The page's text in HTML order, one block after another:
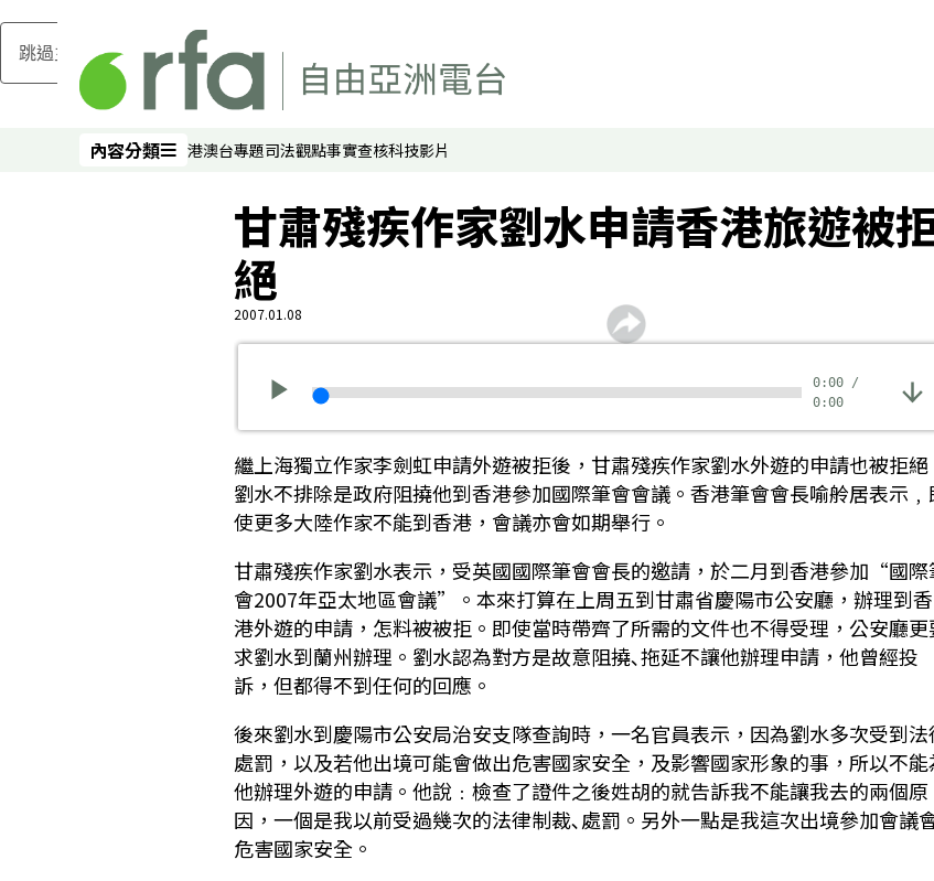
跳過主要內容
內容分類
內容分類 港澳台專題司法觀點事實查核科技影片
甘肅殘疾作家劉水申請香港旅遊被
絕
2007.01.08
0:00 /
0:00
繼上海獨立作家李劍虹申請外遊被拒後，甘肅殘疾作家劉水外遊的申請也被拒絕
劉水不排除是政府阻撓他到香港參加國際筆會會議。香港筆會會長喻舲居表示﹐
使更多大陸作家不能到香港，會議亦會如期舉行。
甘肅殘疾作家劉水表示，受英國國際筆會會長的邀請，於二月到香港參加“國際
會2007年亞太地區會議”。本來打算在上周五到甘肅省慶陽市公安廳，辦理到香
港外遊的申請，怎料被被拒。即使當時帶齊了所需的文件也不得受理，公安廳更
求劉水到蘭州辦理。劉水認為對方是故意阻撓､拖延不讓他辦理申請，他曾經投
訴，但都得不到任何的回應。
後來劉水到慶陽市公安局治安支隊查詢時，一名官員表示，因為劉水多次受到法
處罰，以及若他出境可能會做出危害國家安全，及影響國家形象的事，所以不能
他辦理外遊的申請。他說﹕檢查了證件之後姓胡的就告訴我不能讓我去的兩個原
因，一個是我以前受過幾次的法律制裁､處罰。另外一點是我這次出境參加會議
危害國家安全。